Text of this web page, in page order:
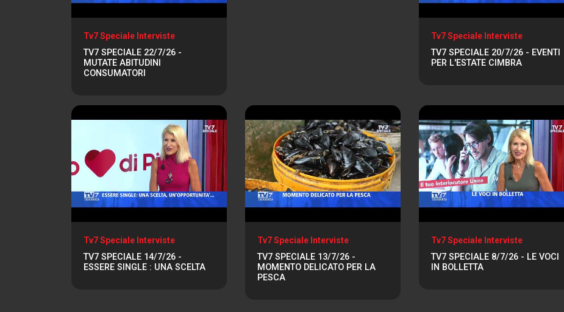
Tv7 Speciale Interviste
TV7 SPECIALE 22/7/26 -
MUTATE ABITUDINI
CONSUMATORI
Tv7 Speciale Interviste
TV7 SPECIALE 20/7/26 - EVENTI
PER L'ESTATE CIMBRA
Tv7 Speciale Interviste
TV7 SPECIALE 14/7/26 -
ESSERE SINGLE : UNA SCELTA
Tv7 Speciale Interviste
TV7 SPECIALE 13/7/26 -
MOMENTO DELICATO PER LA
PESCA
Tv7 Speciale Interviste
TV7 SPECIALE 8/7/26 - LE VOCI
IN BOLLETTA